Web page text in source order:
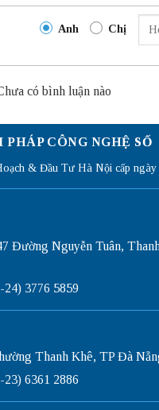
Anh Chị
có bình luận nào
CÔNG NGHỆ SỐ
& Đầu Tư Hà Nội cấp ngày
Đường Nguyễn Tuân,
3776 5859
Thanh Khê, TP Đà
6361 2886